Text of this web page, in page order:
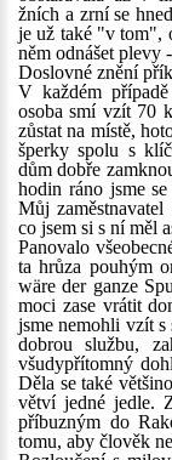
žních a zrní se
je už také "v tom",
něm odnášet plevy
Doslovné znění
V každém
osoba smí vzít 70
zůstat na místě,
šperky spolu s
dům dobře
hodin ráno jsme
Můj
co jsem si s ní měl
Panovalo
ta hrůza pouhým
wäre der ganze
moci zase vrátit
jsme nemohli vzít
dobrou službu,
všudypřítomný
Děla se také
větví jedné jedle.
příbuzným do
tomu, aby člověk